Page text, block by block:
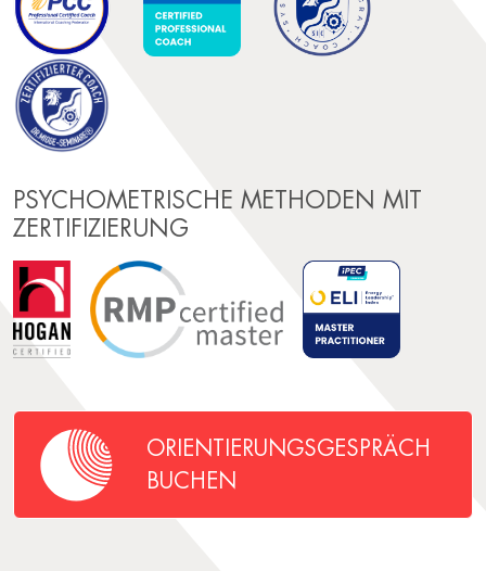
PSYCHOMETRISCHE METHODEN MIT
ZERTIFIZIERUNG
ORIENTIERUNGS­GESPRÄCH
BUCHEN